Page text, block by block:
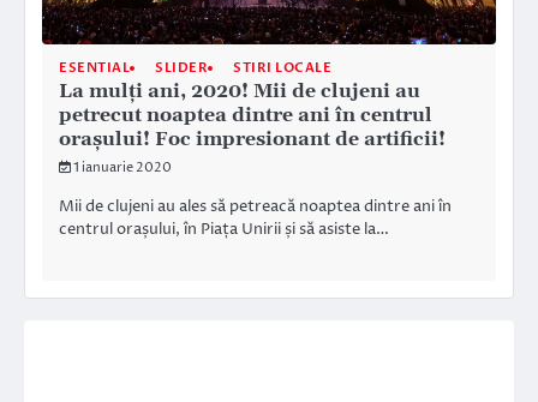
ESENTIAL SLIDER STIRI LOCALE
La mulți ani, 2020! Mii de clujeni au
petrecut noaptea dintre ani în centrul
orașului! Foc impresionant de artificii!
1 ianuarie 2020
Mii de clujeni au ales să petreacă noaptea dintre ani în
centrul orașului, în Piața Unirii și să asiste la…